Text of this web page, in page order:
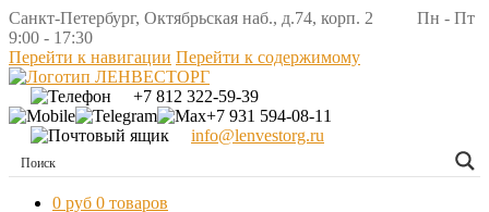
Санкт-Петербург, Октябрьская наб., д.74, корп. 2 Пн - Пт
9:00 - 17:30
Перейти к навигации Перейти к содержимому
+7 812 322-59-39
+7 931 594-08-11
info@lenvestorg.ru
0 руб 0 товаров